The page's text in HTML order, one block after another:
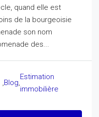
quand elle est
de la bourgeoisie
son nom
des...
,Blog,
Estimation
immobilière